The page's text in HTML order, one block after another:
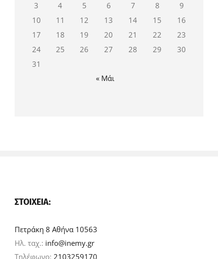
3
4 5 6 7 8
9
10
11 12 13 14 15
16
17
18 19 20 21 22
23
24
25 26 27 28 29
30
31
« Μάι
ΣΤΟΙΧΕΊΑ:
Πετράκη 8 Αθήνα 10563
Ηλ. ταχ.: info@inemy.gr
Τηλέφωνο: 2103259170